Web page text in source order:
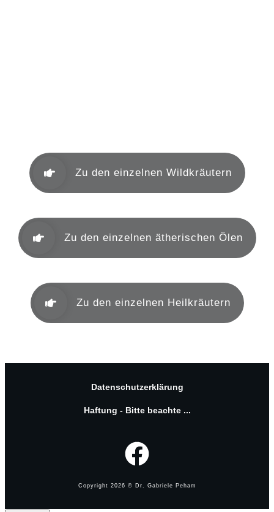
Zu den einzelnen Wildkräutern
Zu den einzelnen ätherischen Ölen
Zu den einzelnen Heilkräutern
Datenschutzerklärung
Haftung - Bitte beachte ...
Copyright 2026 © Dr. Gabriele Peham